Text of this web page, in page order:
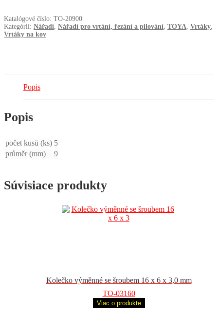
Katalógové číslo: TO-20900
Kategórií: Nářadí Nářadí pro vrtání, řezání a pilování TOYA Vrtáky
Vrtáky na kov
Popis
Popis
počet kusů (ks) 5
průměr (mm)
9
Súvisiace produkty
Kolečko výměnné se šroubem 16 x 6 x 3,0 mm
TO-03160
Viac o produkte